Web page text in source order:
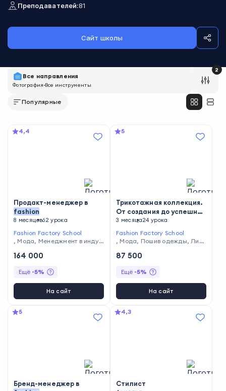
Преподавателей:81
Сайт школы
Все направления
Фотография Все инструменты
2
Популярные
4,4
Продакт-менеджер в
fashion
8 месяцев62 урока
Fashion Factory School
, Мода, Менеджмент в индус
164 000
Ещё -5%
На сайт
5
Трикотажная коллекция.
От создания до успешных
продаж
3 месяца24 урока
Fashion Factory School
, Мода, Пошив одежды,Лич
87 500
Ещё -5%
На сайт
5
Бренд-менеджер в
4,3
Стилист